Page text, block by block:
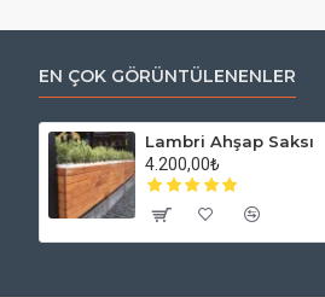
EN ÇOK GÖRÜNTÜLENENLER
Lambri Ahşap Saksı
4.200,00₺